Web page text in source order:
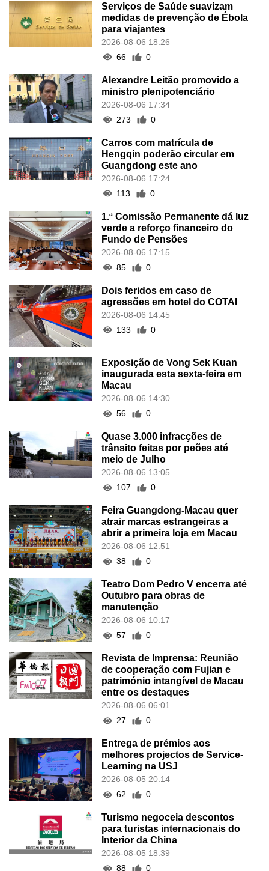
Serviços de Saúde suavizam
medidas de prevenção de Ébola
para viajantes
2026-08-06 18:26
66
0
Alexandre Leitão promovido a
ministro plenipotenciário
2026-08-06 17:34
273
0
Carros com matrícula de
Hengqin poderão circular em
Guangdong este ano
2026-08-06 17:24
113
0
1.ª Comissão Permanente dá luz
verde a reforço financeiro do
Fundo de Pensões
2026-08-06 17:15
85
0
Dois feridos em caso de
agressões em hotel do COTAI
2026-08-06 14:45
133
0
Exposição de Vong Sek Kuan
inaugurada esta sexta-feira em
Macau
2026-08-06 14:30
56
0
Quase 3.000 infracções de
trânsito feitas por peões até
meio de Julho
2026-08-06 13:05
107
0
Feira Guangdong-Macau quer
atrair marcas estrangeiras a
abrir a primeira loja em Macau
2026-08-06 12:51
38
0
Teatro Dom Pedro V encerra até
Outubro para obras de
manutenção
2026-08-06 10:17
57
0
Revista de Imprensa: Reunião
de cooperação com Fujian e
património intangível de Macau
entre os destaques
2026-08-06 06:01
27
0
Entrega de prémios aos
melhores projectos de Service-
Learning na USJ
2026-08-05 20:14
62
0
Turismo negoceia descontos
para turistas internacionais do
Interior da China
2026-08-05 18:39
88
0